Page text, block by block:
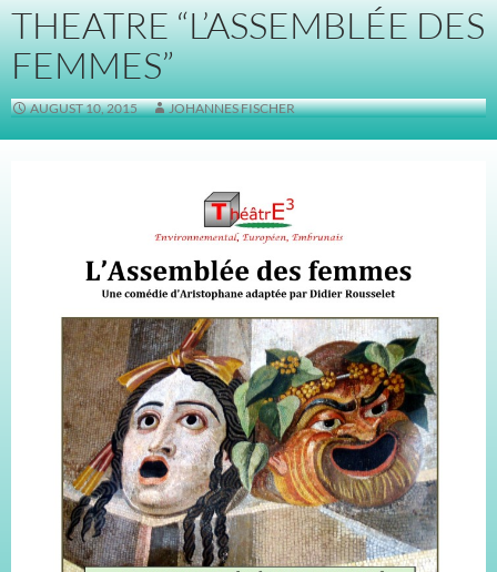
THEATRE “L’ASSEMBLÉE DES
FEMMES”
AUGUST 10, 2015 JOHANNES FISCHER